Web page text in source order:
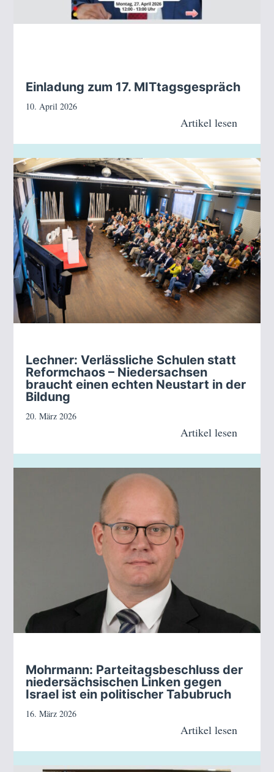
Einladung zum 17. MITtagsgespräch
10. April 2026
Artikel lesen
Lechner: Verlässliche Schulen statt
Reformchaos – Niedersachsen
braucht einen echten Neustart in der
Bildung
20. März 2026
Artikel lesen
Mohrmann: Parteitagsbeschluss der
niedersächsischen Linken gegen
Israel ist ein politischer Tabubruch
16. März 2026
Artikel lesen